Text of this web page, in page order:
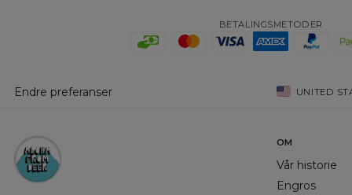
BETALINGSMETODER
Endre preferanser UNITED
OM
Vår historie
Engros